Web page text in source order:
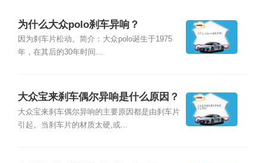
为什么大众polo刹车异响？
因为刹车片松动。简介：大众polo诞生于1975
年，在其后的30年时间...
大众宝来刹车偶尔异响是什么原因？
大众宝来刹车偶尔异响的主要原因都是由刹车片
引起。当刹车片的材质太硬,或...